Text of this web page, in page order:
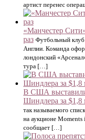
артист перенес
«Манчестер
раз Футбольный
Англии. Команда
лондонский
тура […]
В США выставили
Шиндлера за $1,8
так называемого
на аукционе
сообщает […]